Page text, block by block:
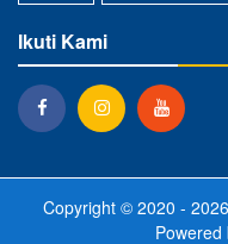
Ikuti Kami
Copyright © 2020 - 2026
Powered